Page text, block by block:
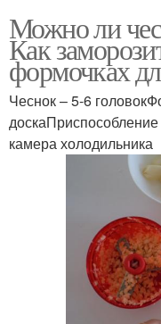
Можно ли
Как
формочках
Чеснок – 5-6
камера холодильника